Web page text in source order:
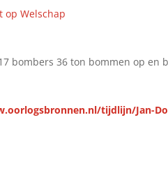
op Welschap
bombers 36 ton bommen op en
tijdlijn/Jan-